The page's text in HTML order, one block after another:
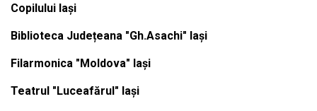
Copilului Iași
Biblioteca Județeana "Gh.Asachi" Iași
Filarmonica "Moldova" Iași
Teatrul "Luceafărul" Iași